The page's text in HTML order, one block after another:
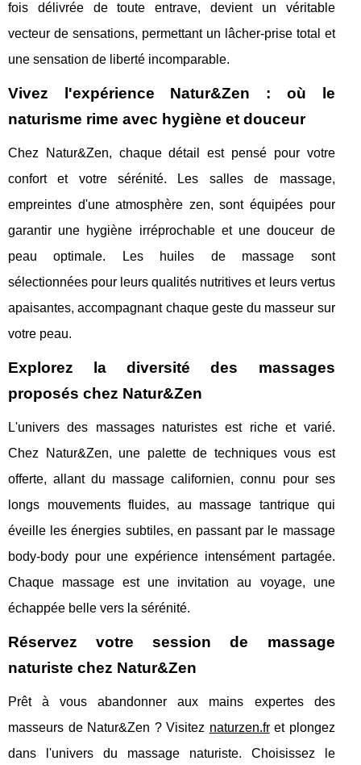
fois délivrée de toute entrave, devient un véritable
vecteur de sensations, permettant un lâcher-prise total et
une sensation de liberté incomparable.
Vivez l'expérience Natur&Zen : où le
naturisme rime avec hygiène et douceur
Chez Natur&Zen, chaque détail est pensé pour votre
confort et votre sérénité. Les salles de massage,
empreintes d'une atmosphère zen, sont équipées pour
garantir une hygiène irréprochable et une douceur de
peau optimale. Les huiles de massage sont
sélectionnées pour leurs qualités nutritives et leurs vertus
apaisantes, accompagnant chaque geste du masseur sur
votre peau.
Explorez la diversité des massages
proposés chez Natur&Zen
L'univers des massages naturistes est riche et varié.
Chez Natur&Zen, une palette de techniques vous est
offerte, allant du massage californien, connu pour ses
longs mouvements fluides, au massage tantrique qui
éveille les énergies subtiles, en passant par le massage
body-body pour une expérience intensément partagée.
Chaque massage est une invitation au voyage, une
échappée belle vers la sérénité.
Réservez votre session de massage
naturiste chez Natur&Zen
Prêt à vous abandonner aux mains expertes des
masseurs de Natur&Zen ? Visitez naturzen.fret plongez
dans l'univers du massage naturiste. Choisissez le